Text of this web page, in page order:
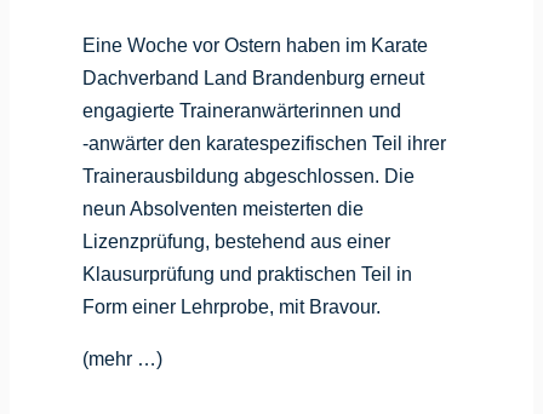
Eine Woche vor Ostern haben im Karate
Dachverband Land Brandenburg erneut
engagierte Traineranwärterinnen und
‑anwärter den karatespezifischen Teil ihrer
Trainerausbildung abgeschlossen. Die
neun Absolventen meisterten die
Lizenzprüfung, bestehend aus einer
Klausurprüfung und praktischen Teil in
Form einer Lehrprobe, mit Bravour.
(mehr …)